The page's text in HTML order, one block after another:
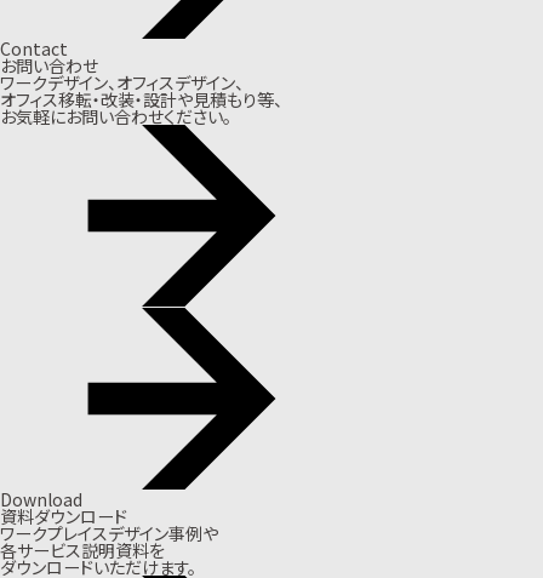
Contact
お問い合わせ
ワークデザイン、オフィスデザイン、
オフィス移転・改装・設計や見積もり等、
お気軽にお問い合わせください。
Download
資料ダウンロード
ワークプレイスデザイン事例や
各サービス説明資料を
ダウンロードいただけます。